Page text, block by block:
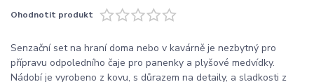
Ohodnotit produkt
Senzační set na hraní doma nebo v kavárně je nezbytný pro
přípravu odpoledního čaje pro panenky a plyšové medvídky.
Nádobí je vyrobeno z kovu, s důrazem na detaily, a sladkosti z